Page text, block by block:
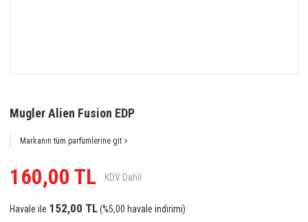
Mugler Alien Fusion EDP
Markanın tüm parfümlerine git >
160,00 TL KDV Dahil
Havale ile 152,00 TL(%5,00 havale indirimi)